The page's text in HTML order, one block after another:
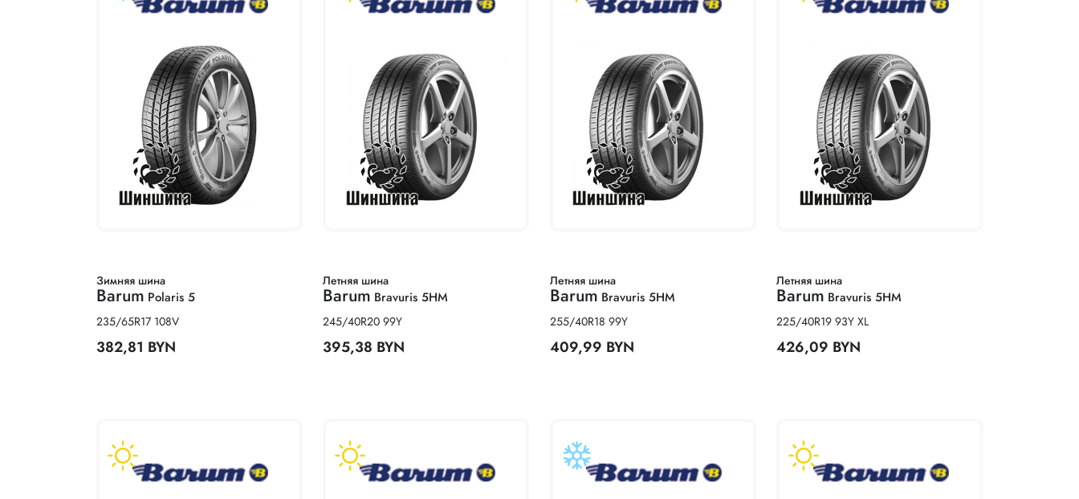
Зимняя шина
Barum Polaris 5
235/65R17 108V
382,81 BYN
Летняя шина
Barum Bravuris 5HM
245/40R20 99Y
395,38 BYN
Летняя шина
Barum Bravuris 5HM
255/40R18 99Y
409,99 BYN
Летняя шина
Barum Bravuris 5HM
225/40R19 93Y XL
426,09 BYN